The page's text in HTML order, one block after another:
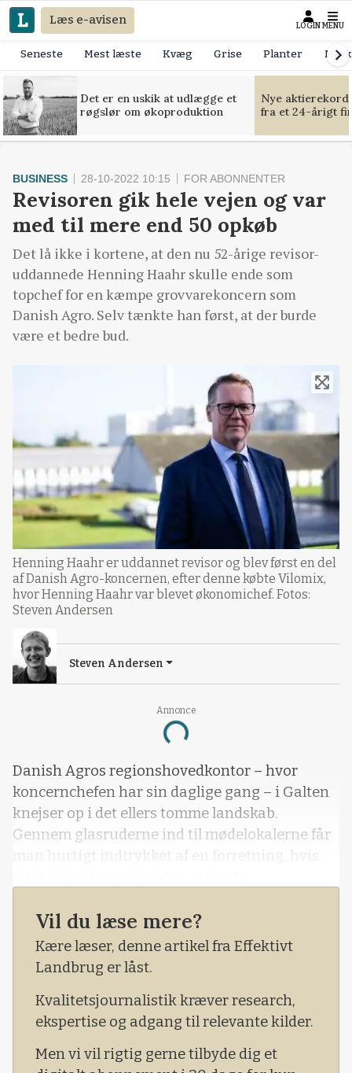
Læs e-avisen LOGIN MENU
Seneste Mest læste Kvæg Grise Planter
Det er en uskik at udlægge et
røgslør om økoproduktion
Nye
fra et 24-årigt
Annonce
Loading...
BUSINESS 28-10-2022 10:15 FOR ABONNENTER
Revisoren gik hele vejen og var
med til mere end 50 opkøb
Det lå ikke i kortene, at den nu 52-årige revisor-
uddannede Henning Haahr skulle ende som
topchef for en kæmpe grovvarekoncern som
Danish Agro. Selv tænkte han først, at der burde
være et bedre bud.
Henning Haahr er uddannet revisor og blev først en del
af Danish Agro-koncernen, efter denne købte Vilomix,
hvor Henning Haahr var blevet økonomichef. Fotos:
Steven Andersen
Steven Andersen
Danish Agros regionshovedkontor – hvor
koncernchefen har sin daglige gang – i Galten
knejser op i det ellers tomme landskab.
Gennem glasruderne ind til mødelokalerne får
man hurtigt indtrykket af en forretning, hvis
at drive milliardforretning på det nationale og
internationale marked.
Vil du læse mere?
Kære læser, denne artikel fra Effektivt
Landbrug er låst.
Kvalitetsjournalistik kræver research,
ekspertise og adgang til relevante kilder.
Men vi vil rigtig gerne tilbyde dig et